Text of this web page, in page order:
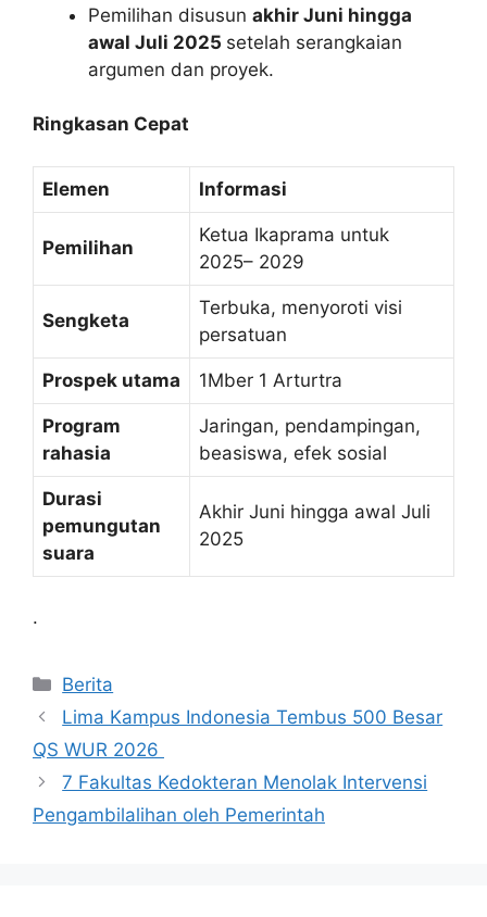
Pemilihan disusun akhir Juni hingga
awal Juli 2025 setelah serangkaian
argumen dan proyek.
Ringkasan Cepat
Elemen Informasi
Pemilihan
Ketua Ikaprama untuk
2025– 2029
Sengketa
Terbuka, menyoroti visi
persatuan
Prospek utama 1Mber 1 Arturtra
Program
rahasia
Jaringan, pendampingan,
beasiswa, efek sosial
Durasi
pemungutan
suara
Akhir Juni hingga awal Juli
2025
.
Kategori
Berita
Lima Kampus Indonesia Tembus 500 Besar
QS WUR 2026
7 Fakultas Kedokteran Menolak Intervensi
Pengambilalihan oleh Pemerintah